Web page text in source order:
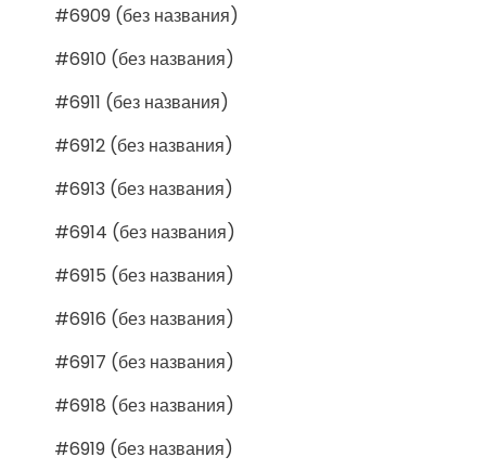
#6909 (без названия)
#6910 (без названия)
#6911 (без названия)
#6912 (без названия)
#6913 (без названия)
#6914 (без названия)
#6915 (без названия)
#6916 (без названия)
#6917 (без названия)
#6918 (без названия)
#6919 (без названия)